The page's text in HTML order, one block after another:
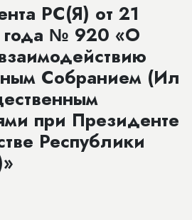
РС(Я) от 21
года № 920 «О
Собранием (Ил
при Президенте
Республики